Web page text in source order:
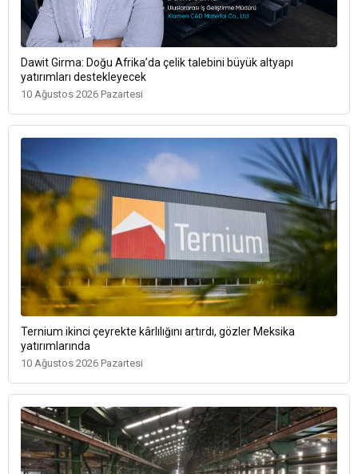
Dawit Girma: Doğu Afrika’da çelik talebini büyük altyapı
yatırımları destekleyecek
10 Ağustos 2026 Pazartesi
Ternium ikinci çeyrekte kârlılığını artırdı, gözler Meksika
yatırımlarında
10 Ağustos 2026 Pazartesi